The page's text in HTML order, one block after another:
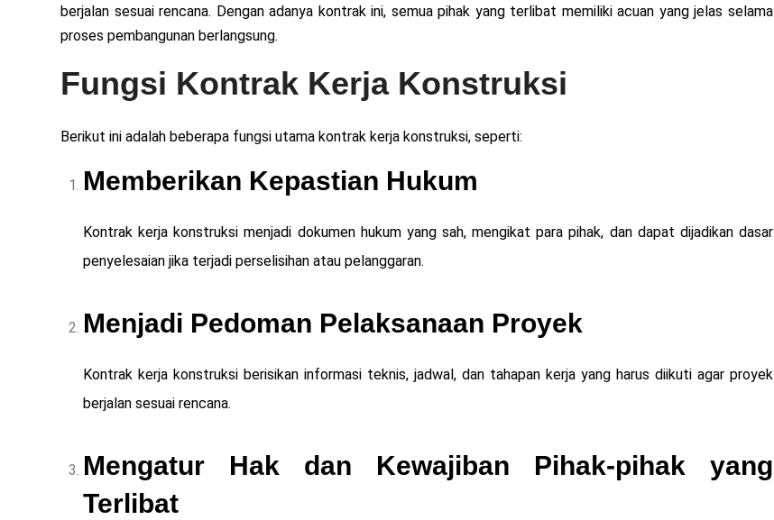
berjalan sesuai rencana. Dengan adanya kontrak ini, semua pihak yang terlibat memiliki acuan yang jelas selama
proses pembangunan berlangsung.
Fungsi Kontrak Kerja Konstruksi
Berikut ini adalah beberapa fungsi utama kontrak kerja konstruksi, seperti:
Memberikan Kepastian Hukum
Kontrak kerja konstruksi menjadi dokumen hukum yang sah, mengikat para pihak, dan dapat dijadikan dasar
penyelesaian jika terjadi perselisihan atau pelanggaran.
Menjadi Pedoman Pelaksanaan Proyek
Kontrak kerja konstruksi berisikan informasi teknis, jadwal, dan tahapan kerja yang harus diikuti agar proyek
berjalan sesuai rencana.
Mengatur Hak dan Kewajiban Pihak-pihak yang
Terlibat